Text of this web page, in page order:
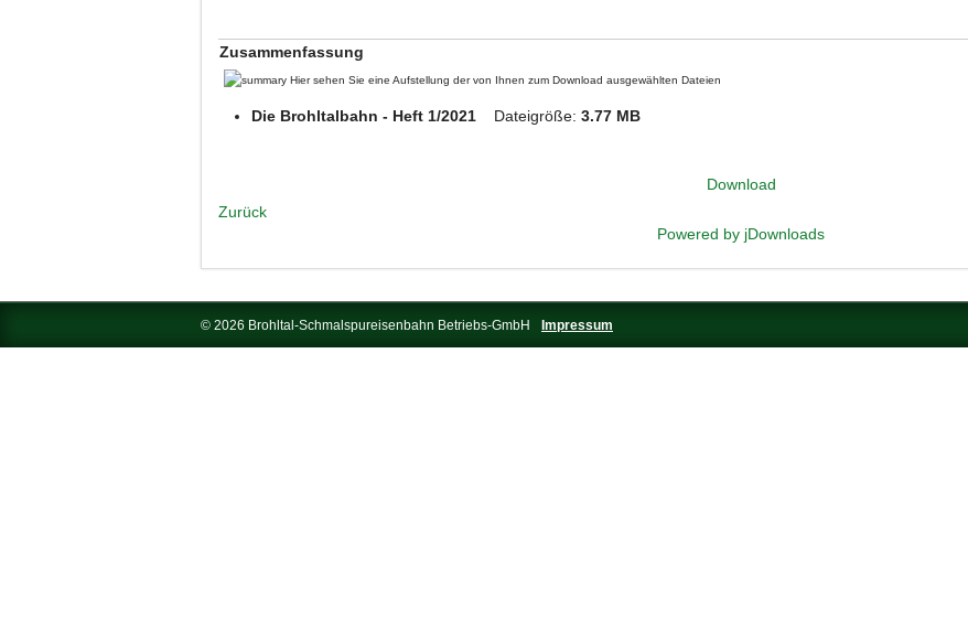
Zusammenfassung
Hier sehen Sie eine Aufstellung der von Ihnen zum Download ausgewählten Dateien
Die Brohltalbahn - Heft 1/2021 Dateigröße: 3.77 MB
Download
Zurück
Powered by jDownloads
© 2026 Brohltal-Schmalspureisenbahn Betriebs-GmbH Impressum